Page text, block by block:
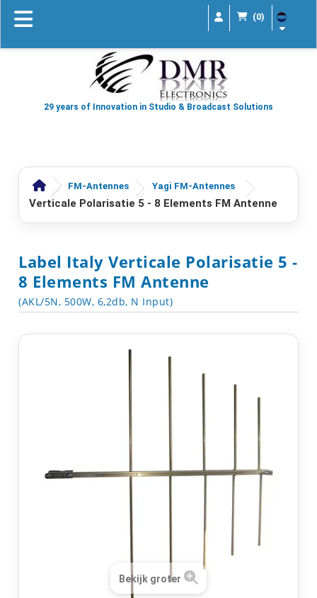
(0)
29 years of Innovation in Studio & Broadcast Solutions
FM-Antennes Yagi FM-Antennes
Verticale Polarisatie 5 - 8 Elements FM Antenne
Label Italy Verticale Polarisatie 5 -
8 Elements FM Antenne
(AKL/5N, 500W, 6,2db, N Input)
Bekijk groter